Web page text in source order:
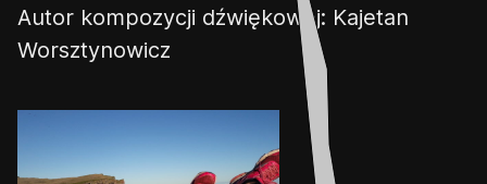
Autor kompozycji dźwiękowej: Kajetan
Worsztynowicz